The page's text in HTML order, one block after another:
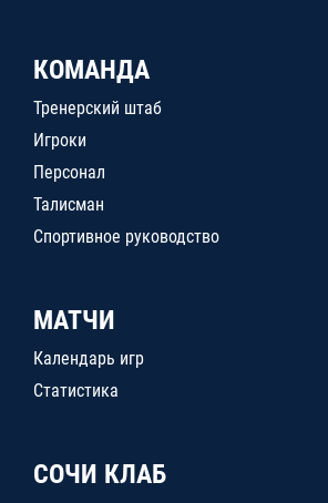
КОМАНДА
Тренерский штаб
Игроки
Персонал
Талисман
Спортивное руководство
МАТЧИ
Календарь игр
Статистика
СОЧИ КЛАБ